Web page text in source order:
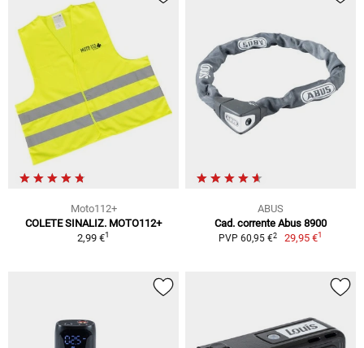
Moto112+
COLETE SINALIZ. MOTO112+
2,99 €1
ABUS
Cad. corrente Abus 8900
PVP 60,95 €2 29,95 €1